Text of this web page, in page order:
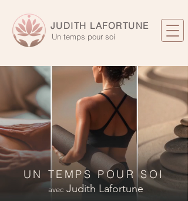
JUDITH LAFORTUNE
Un temps pour soi
UN TEMPS POUR SOI
avecJudith Lafortune